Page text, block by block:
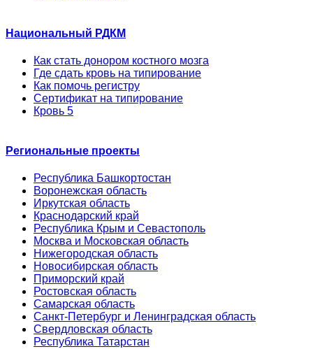
Национальный РДКМ
Как стать донором костного мозга
Где сдать кровь на типирование
Как помочь регистру
Сертификат на типирование
Кровь 5
Региональные проекты
Республика Башкортостан
Воронежская область
Иркутская область
Краснодарский край
Республика Крым и Севастополь
Москва и Московская область
Нижегородская область
Новосибирская область
Приморский край
Ростовская область
Самарская область
Санкт-Петербург и Ленинградская область
Свердловская область
Республика Татарстан